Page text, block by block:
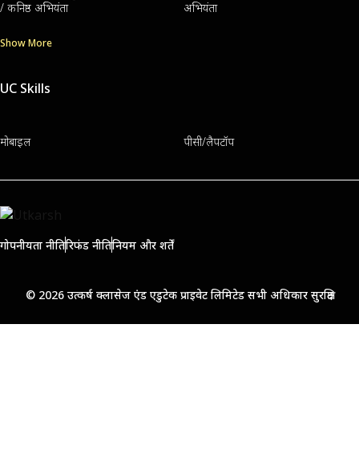
/ कनिष्ठ अभियंता
अभियंता
Show More
UC Skills
मोबाइल पीसी/लैपटॉप
गोपनीयता नीतिरिफंड नीतिनियम और शर्तें
© 2026 उत्कर्ष क्लासेज एंड एडुटेक प्राइवेट लिमिटेड सभी अधिकार सुरक्षित